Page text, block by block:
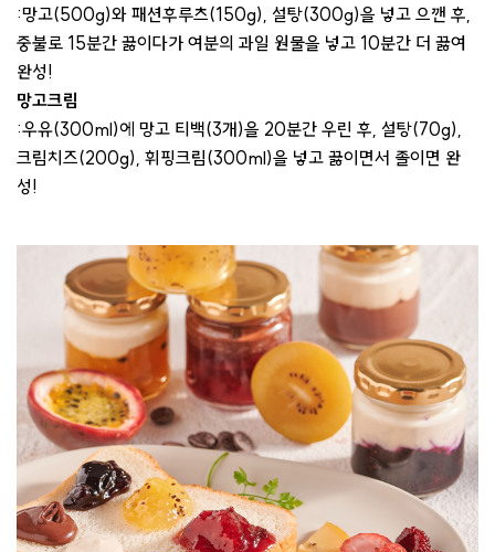
:망고(500g)와 패션후루츠(150g), 설탕(300g)을 넣고 으깬 후,
중불로 15분간 끓이다가 여분의 과일 원물을 넣고 10분간 더 끓여
완성!
망고크림
:우유(300ml)에 망고 티백(3개)을 20분간 우린 후, 설탕(70g),
크림치즈(200g), 휘핑크림(300ml)을 넣고 끓이면서 졸이면 완
성!